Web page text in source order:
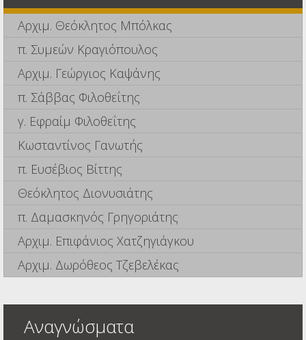
Αρχιμ. Θεόκλητος Μπόλκας
π. Συμεών Κραγιόπουλος
Αρχιμ. Γεώργιος Καψάνης
π. Σάββας Φιλοθεΐτης
γ. Εφραίμ Φιλοθεΐτης
Κωσταντίνος Γανωτής
π. Ευσέβιος Βίττης
Θεόκλητος Διονυσιάτης
π. Δαμασκηνός Γρηγοριάτης
Αρχιμ. Επιφάνιος Χατζηγιάγκου
Αρχιμ. Δωρόθεος Τζεβελέκας
Αναγνώσματα